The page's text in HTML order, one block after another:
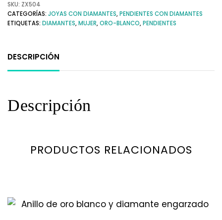
SKU: ZX504
CATEGORÍAS: JOYAS CON DIAMANTES,PENDIENTES CON DIAMANTES
ETIQUETAS: DIAMANTES,MUJER,ORO-BLANCO,PENDIENTES
DESCRIPCIÓN
Descripción
PRODUCTOS RELACIONADOS